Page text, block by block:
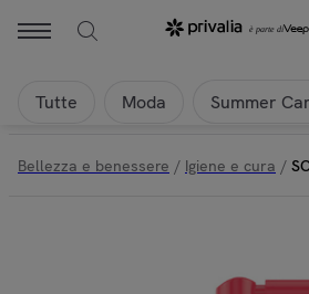
Tutte Moda Summer
Bellezza e benessere / Igiene e cura /